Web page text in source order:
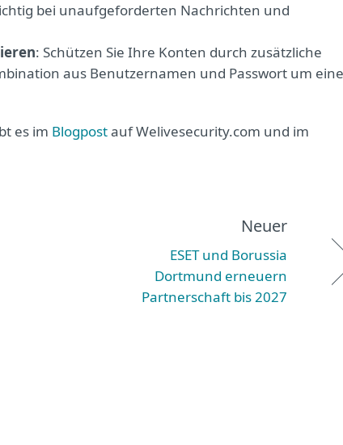
bei unaufgeforderten Nachrichten und
: Schützen Sie Ihre Konten durch zusätzliche
aus Benutzernamen und Passwort um
es im Blogpostauf Welivesecurity.com und im
Neuer
ESET und Borussia
Dortmund erneuern
Partnerschaft bis 2027